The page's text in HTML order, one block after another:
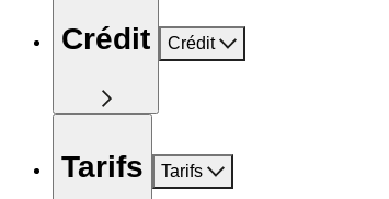
Crédit Crédit
Tarifs Tarifs